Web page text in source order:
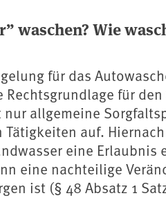
waschen? Wie
für das
für den
nur allgemeine
auf.
eine Erlaubnis
eine nachteilige
ist (§ 48 Absatz 1